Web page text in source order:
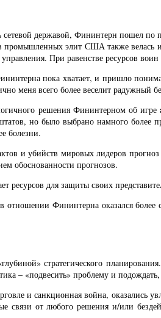
сетевой державой, Фининтерн пошел по
промышленных элит США также велась
При равенстве ресурсов
пока хватает, и пришло
меня всего более веселит
решения Фининтерном об
но было выбрано намного
болезни.
и убийств мировых лидеров
обоснованности прогнозов.
ресурсов для защиты своих
отношении Фининтерна оказался
стратегического
– «подвесить» проблему и подождать,
и санкционная война, оказались
связи от любого решения и/или